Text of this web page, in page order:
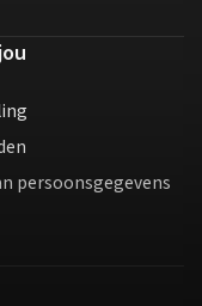
persoonsgegevens